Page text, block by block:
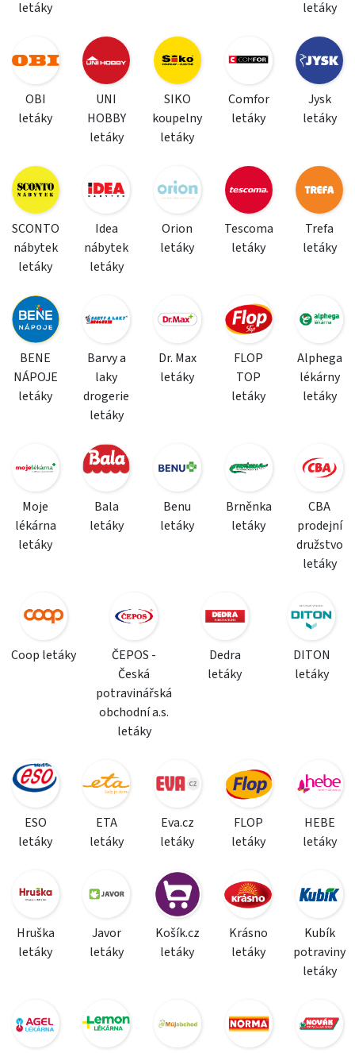
letáky
letáky
OBI
letáky
UNI
HOBBY
letáky
SIKO
koupelny
letáky
Comfor
letáky
Jysk
letáky
SCONTO
nábytek
letáky
Idea
nábytek
letáky
Orion
letáky
Tescoma
letáky
Trefa
letáky
BENE
NÁPOJE
letáky
Barvy a
laky
drogerie
letáky
Dr. Max
letáky
FLOP
TOP
letáky
Alphega
lékárny
letáky
Moje
lékárna
letáky
Bala
letáky
Benu
letáky
Brněnka
letáky
CBA
prodejní
družstvo
letáky
Coop letáky
ČEPOS -
Česká
potravinářská
obchodní a.s.
letáky
Dedra
letáky
DITON
letáky
ESO
letáky
ETA
letáky
Eva.cz
letáky
FLOP
letáky
HEBE
letáky
Hruška
letáky
Javor
letáky
Košík.cz
letáky
Krásno
letáky
Kubík
potraviny
letáky